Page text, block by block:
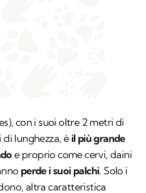
), con i suoi oltre 2 metri di
di lunghezza, è il più grande
e proprio come cervi, daini
perde i suoi palchi. Solo i
altra caratteristica